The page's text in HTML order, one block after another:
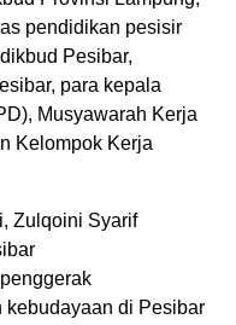
pendidikan pesisir
Pesibar,
para kepala
Musyawarah Kerja
Kelompok Kerja
Zulqoini Syarif
di Pesibar